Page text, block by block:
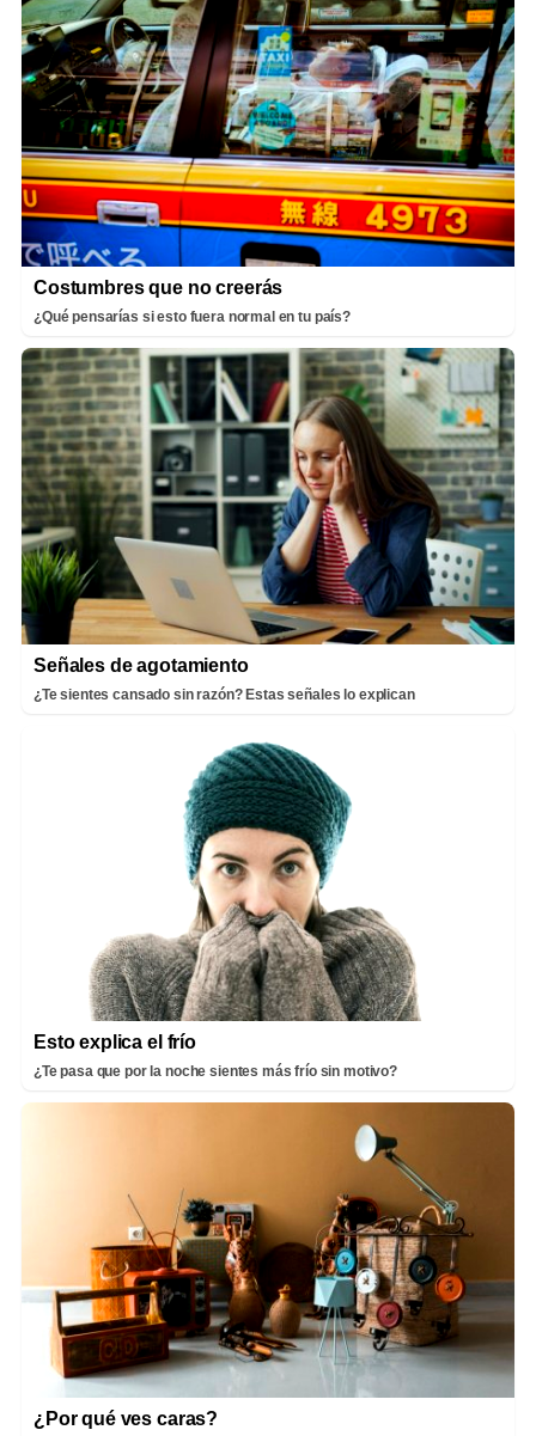
Costumbres que no creerás
¿Qué pensarías si esto fuera normal en tu país?
Señales de agotamiento
¿Te sientes cansado sin razón? Estas señales lo explican
Esto explica el frío
¿Te pasa que por la noche sientes más frío sin motivo?
¿Por qué ves caras?